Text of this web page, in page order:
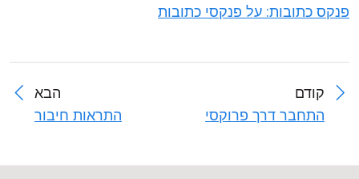
פנקס כתובות: על פנקסי כתובות
קודם
התחבר דרך פרוקסי
הבא
התראות חיבור